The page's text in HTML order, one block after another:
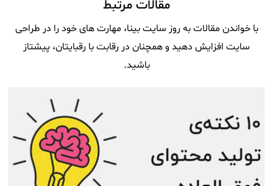
مقالات مرتبط
با خواندن مقالات به روز سایت بینا، مهارت های خود را در طراحی
سایت افزایش دهید و همچنان در رقابت با رقبایتان، پیشتاز
باشید.